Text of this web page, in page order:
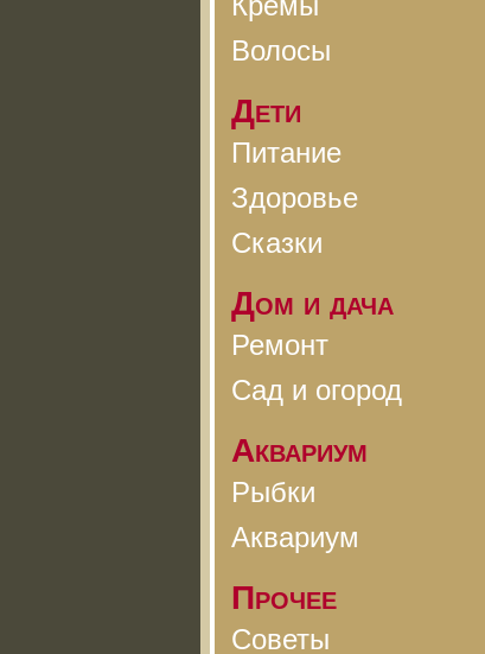
Волосы
Дети
Питание
Здоровье
Сказки
Дом и дача
Ремонт
Сад и огород
Аквариум
Рыбки
Аквариум
Прочее
Советы